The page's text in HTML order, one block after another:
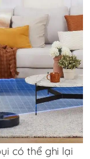
có thể ghi lại